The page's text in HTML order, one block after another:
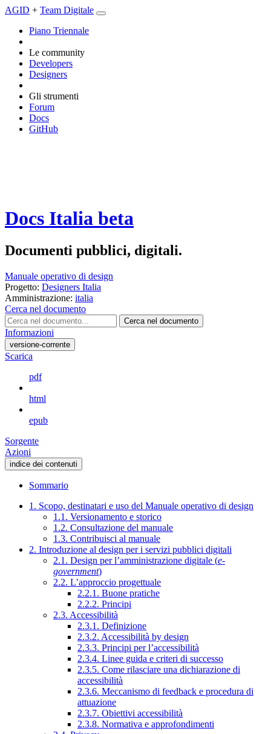
AGID + Team Digitale
Piano Triennale
Le community
Developers
Designers
Gli strumenti
Forum
Docs
GitHub
Docs Italia beta
Documenti pubblici, digitali.
Manuale operativo di design
Progetto: Designers Italia
Amministrazione: italia
Cerca nel documento
Cerca nel documento
Informazioni
versione-corrente
Scarica
pdf
html
epub
Sorgente
Azioni
indice dei contenuti
Sommario
1. Scopo, destinatari e uso del Manuale operativo di design
1.1. Versionamento e storico
1.2. Consultazione del manuale
1.3. Contribuisci al manuale
2. Introduzione al design per i servizi pubblici digitali
2.1. Design per l’amministrazione digitale (e-
government)
2.2. L’approccio progettuale
2.2.1. Buone pratiche
2.2.2. Principi
2.3. Accessibilità
2.3.1. Definizione
2.3.2. Accessibilità by design
2.3.3. Principi per l’accessibilità
2.3.4. Linee guida e criteri di successo
2.3.5. Come rilasciare una dichiarazione di
accessibilità
2.3.6. Meccanismo di feedback e procedura di
attuazione
2.3.7. Obiettivi accessibilità
2.3.8. Normativa e approfondimenti